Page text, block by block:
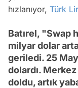
hızlanıyor, Türk
Batırel, "Swap
milyar dolar
geriledi. 25
dolardı. Merkez
doldu, artık